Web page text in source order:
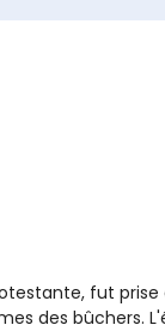
fut
des bûchers.